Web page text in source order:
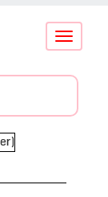
Conmutar